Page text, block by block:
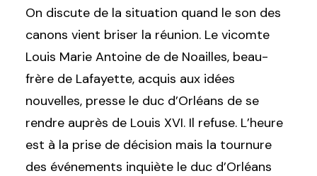
On discute de la situation quand le son des
canons vient briser la réunion. Le vicomte
Louis Marie Antoine de de Noailles, beau-
frère de Lafayette, acquis aux idées
nouvelles, presse le duc d’Orléans de se
rendre auprès de Louis XVI. Il refuse. L’heure
est à la prise de décision mais la tournure
des événements inquiète le duc d’Orléans